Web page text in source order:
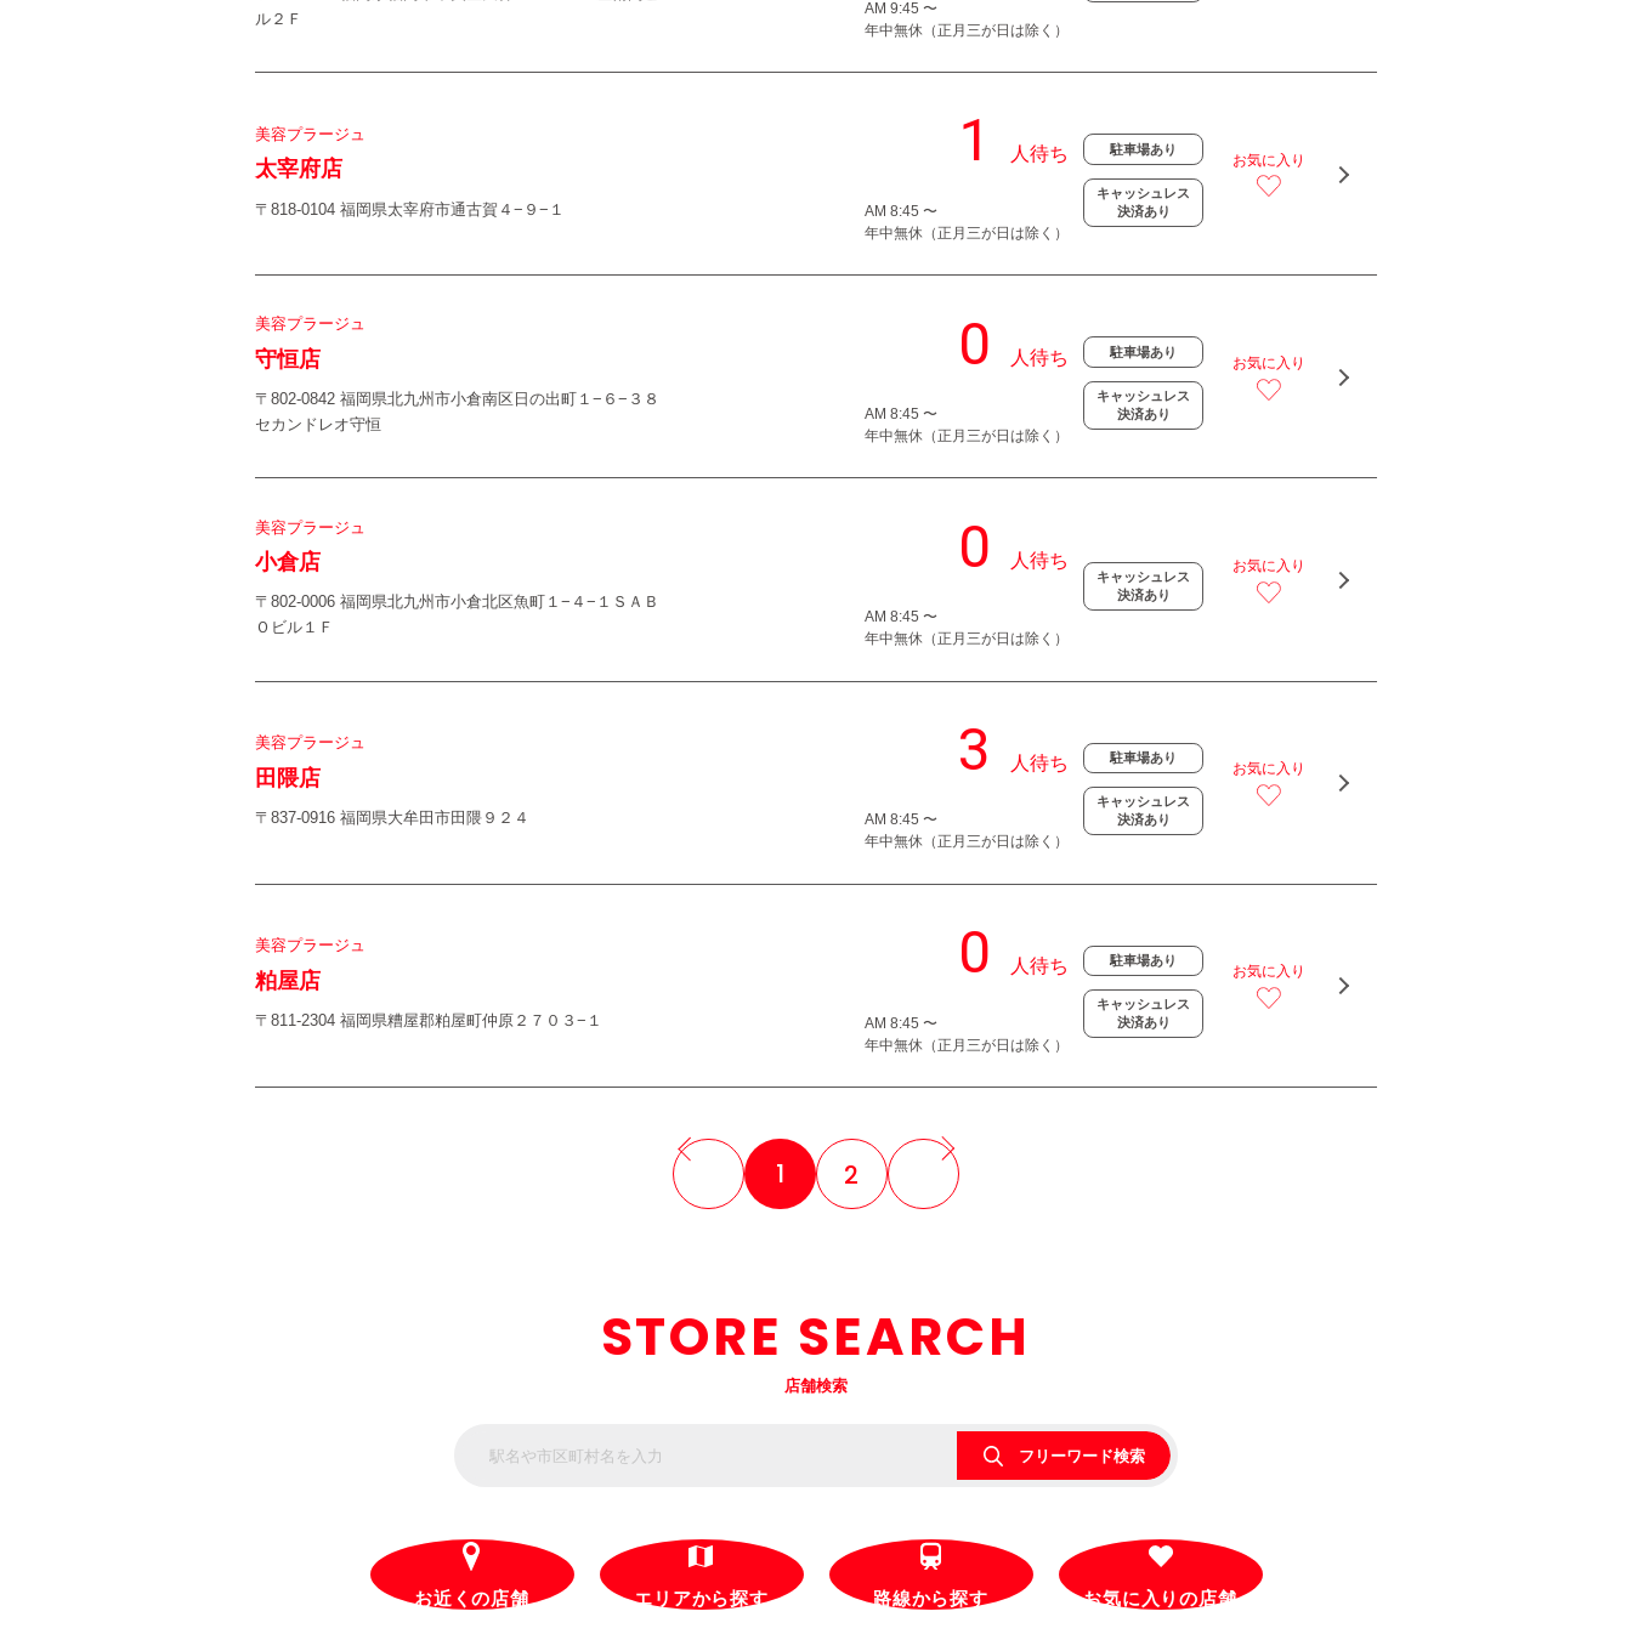
ル２Ｆ
AM 9:45 〜
年中無休（正月三が日は除く）
美容プラージュ
太宰府店
〒818-0104 福岡県太宰府市通古賀４−９−１
AM 8:45 〜
年中無休（正月三が日は除く）
駐車場あり
キャッシュレス
決済あり
お気に入り
美容プラージュ
守恒店
〒802-0842 福岡県北九州市小倉南区日の出町１−６−３８
セカンドレオ守恒
AM 8:45 〜
年中無休（正月三が日は除く）
駐車場あり
キャッシュレス
決済あり
お気に入り
美容プラージュ
小倉店
〒802-0006 福岡県北九州市小倉北区魚町１−４−１ＳＡＢ
Ｏビル１Ｆ
AM 8:45 〜
年中無休（正月三が日は除く）
キャッシュレス
決済あり
お気に入り
美容プラージュ
田隈店
〒837-0916 福岡県大牟田市田隈９２４
AM 8:45 〜
年中無休（正月三が日は除く）
駐車場あり
キャッシュレス
決済あり
お気に入り
美容プラージュ
粕屋店
〒811-2304 福岡県糟屋郡粕屋町仲原２７０３−１
AM 8:45 〜
年中無休（正月三が日は除く）
駐車場あり
キャッシュレス
決済あり
お気に入り
1 2
STORE SEARCH
店舗検索
フリーワード検索
お近くの店舗 エリアから探す 路線から探す お気に入りの店舗